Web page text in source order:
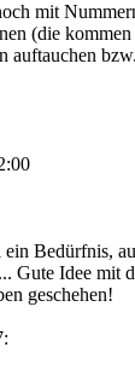
mit
(die kommen
auftauchen
Bedürfnis,
Gute Idee mit
geschehen!